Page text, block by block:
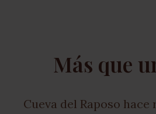
Más que
Cueva del Raposo